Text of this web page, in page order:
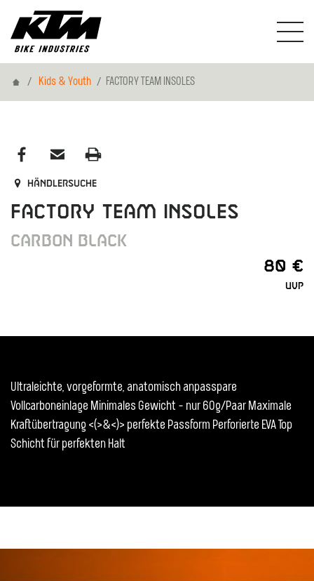
HomeKids & Youth FACTORY TEAM INSOLES
Händlersuche
FACTORY TEAM INSOLES
CARBON BLACK
80 €
UVP
Ultraleichte, vorgeformte, anatomisch anpasspare
Vollcarboneinlage Minimales Gewicht - nur 60g/Paar Maximale
Kraftübertragung <(>&<)> perfekte Passform Perforierte EVA Top
Schicht für perfekten Halt